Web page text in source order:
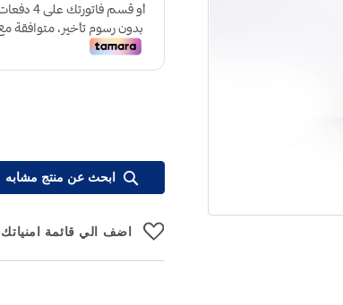
ابحث عن منتج مشابه
اضف الي قائمة امنياتك